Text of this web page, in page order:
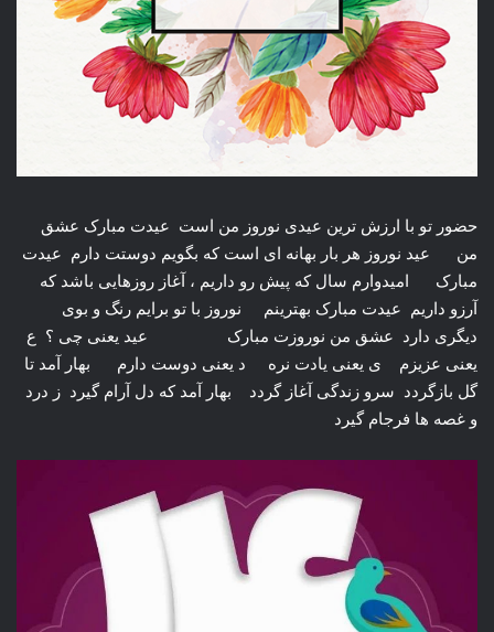
حضور تو با ارزش ترین عیدی نوروز من است عیدت مبارک عشق
من عید نوروز هر بار بهانه ای است که بگویم دوستت دارم عیدت
مبارک امیدوارم سال که پیش رو داریم ، آغاز روزهایی باشد که
آرزو داریم عیدت مبارک بهترینم نوروز با تو برایم رنگ و بوی
دیگری دارد عشق من نوروزت مبارک عید یعنی چی ؟ ع
یعنی عزیزم ی یعنی یادت نره د یعنی دوست دارم بهار آمد تا
گل بازگردد سرو زندگی آغاز گردد بهار آمد که دل آرام گیرد ز درد
و غصه ها فرجام گیرد